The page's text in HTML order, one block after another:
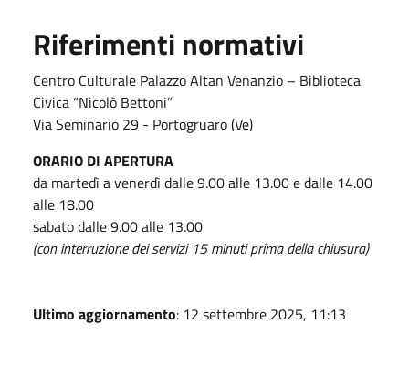
Riferimenti normativi
Centro Culturale Palazzo Altan Venanzio – Biblioteca
Civica “Nicolò Bettoni”
Via Seminario 29 - Portogruaro (Ve)
ORARIO DI APERTURA
da martedì a venerdì dalle 9.00 alle 13.00 e dalle 14.00
alle 18.00
sabato dalle 9.00 alle 13.00
(con interruzione dei servizi 15 minuti prima della chiusura)
Ultimo aggiornamento: 12 settembre 2025, 11:13